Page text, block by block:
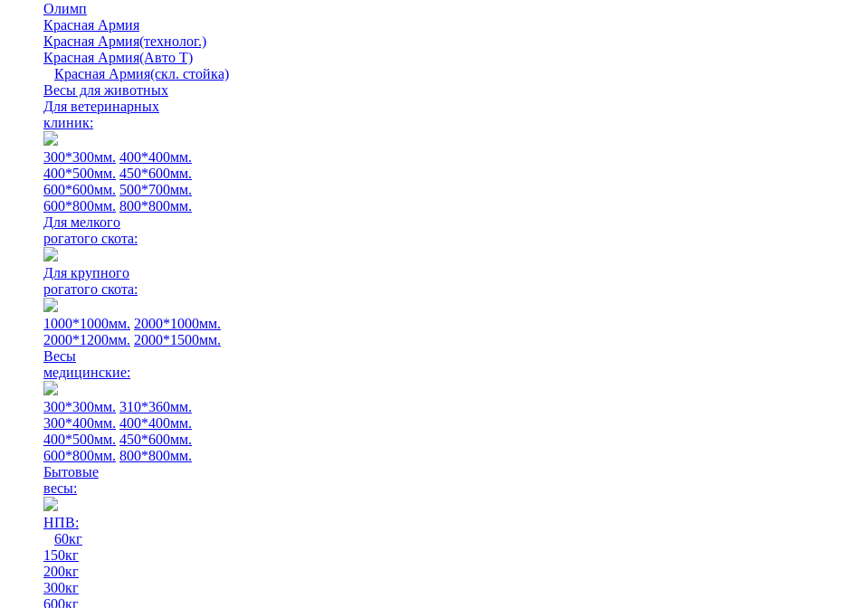
Олимп
Красная Армия
Красная Армия(технолог.)
Красная Армия(Авто Т)
Красная Армия(скл. стойка)
Весы для животных
Для ветеринарных
клиник:
300*300мм. 400*400мм.
400*500мм. 450*600мм.
600*600мм. 500*700мм.
600*800мм. 800*800мм.
Для мелкого
рогатого скота:
Для крупного
рогатого скота:
1000*1000мм. 2000*1000мм.
2000*1200мм. 2000*1500мм.
Весы
медицинские:
300*300мм. 310*360мм.
300*400мм. 400*400мм.
400*500мм. 450*600мм.
600*800мм. 800*800мм.
Бытовые
весы:
НПВ:
60кг
150кг
200кг
300кг
600кг